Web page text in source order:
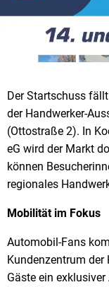
Der Startschuss
der Handwerker-
(Ottostraße 2). In
eG wird der Markt
können
regionales
Mobilität im Fokus
Automobil-Fans
Kundenzentrum der
Gäste ein